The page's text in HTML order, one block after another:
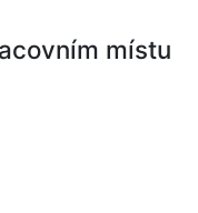
místu